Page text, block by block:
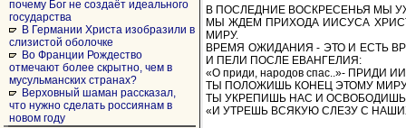
почему Бог не создаёт идеального
государства
В Германии Христа изобразили в
слизистой оболочке
Во Франции Рождество
отмечают более скрытно, чем в
мусульманских странах?
Верховный шаман рассказал,
что нужно сделать россиянам в
новом году
В ПОСЛЕДНИЕ ВОСКРЕСЕНЬЯ МЫ
МЫ ЖДЕМ ПРИХОДА ИИСУСА
МИРУ.
ВРЕМЯ ОЖИДАНИЯ - ЭТО И ЕСТЬ
И ПЕЛИ ПОСЛЕ ЕВАНГЕЛИЯ:
«О приди, народов спас..»- ПРИДИ
ТЫ ПОЛОЖИШЬ КОНЕЦ ЭТОМУ
ТЫ УКРЕПИШЬ НАС И ОСВОБОДИШЬ
«И УТРЕШЬ ВСЯКУЮ СЛЕЗУ С НАШИХ